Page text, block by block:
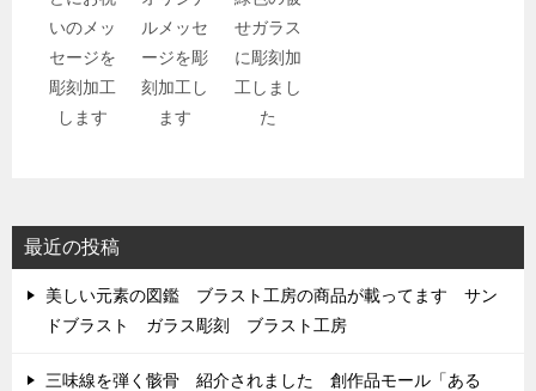
いのメッ
セージを
彫刻加工
します
ルメッセ
ージを彫
刻加工し
ます
せガラス
に彫刻加
工しまし
た
最近の投稿
美しい元素の図鑑 ブラスト工房の商品が載ってます サン
ドブラスト ガラス彫刻 ブラスト工房
三味線を弾く骸骨 紹介されました 創作品モール「ある